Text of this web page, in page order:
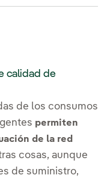
calidad de
de los consumos
permiten
de la red
cosas, aunque
de suministro,